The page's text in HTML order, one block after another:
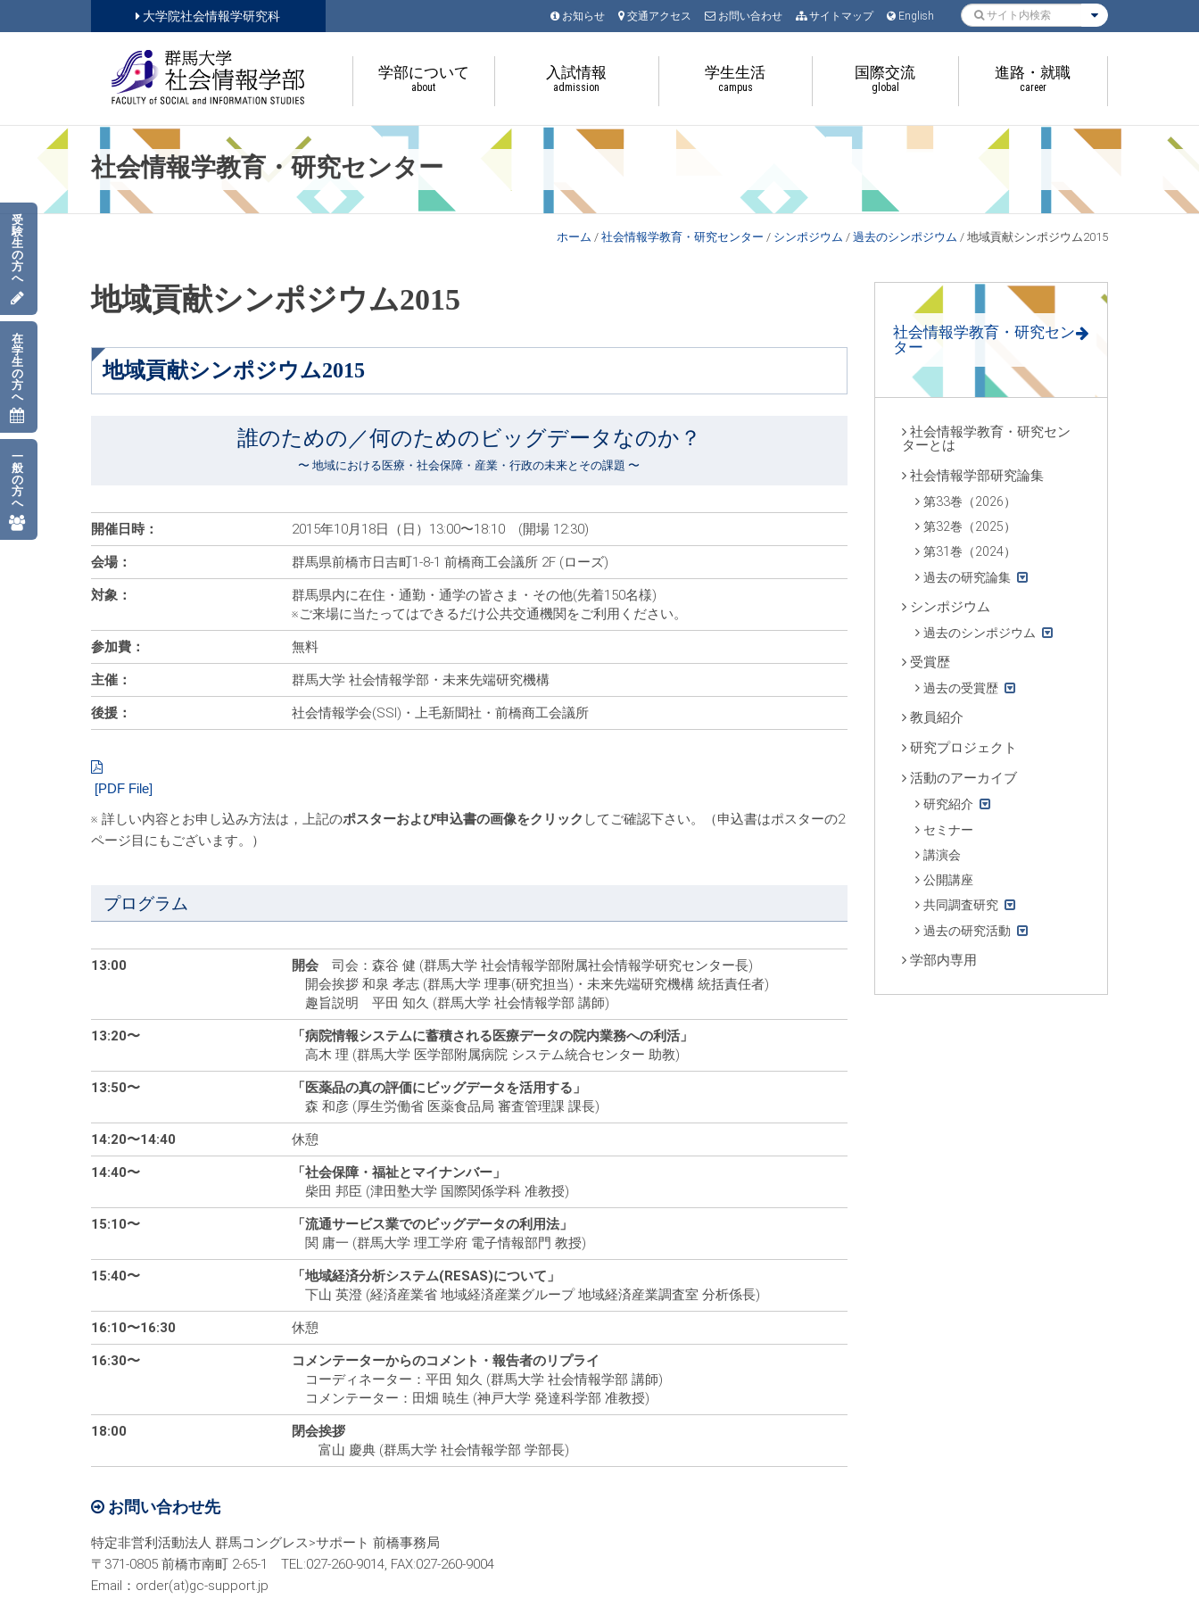
大学院社会情報学研究科 お知らせ 交通アクセス お問い合わせ サイトマップ English
学部について
about
入試情報
admission
学生生活
campus
国際交流
global
進路・就職
career
受
験
生
の
方
へ
在
学
生
の
方
へ
一
般
の
方
へ
社会情報学教育・研究センター
ホーム / 社会情報学教育・研究センター / シンポジウム / 過去のシンポジウム / 地域貢献シンポジウム2015
地域貢献シンポジウム2015
地域貢献シンポジウム2015
誰のための／何のためのビッグデータなのか？
〜 地域における医療・社会保障・産業・行政の未来とその課題 〜
開催日時： 2015年10月18日（日）13:00〜18:10 (開場 12:30)
会場： 群馬県前橋市日吉町1-8-1 前橋商工会議所 2F (ローズ)
対象：
群馬県内に在住・通勤・通学の皆さま・その他(先着150名様)
※ご来場に当たってはできるだけ公共交通機関をご利用ください。
参加費： 無料
主催： 群馬大学 社会情報学部・未来先端研究機構
後援： 社会情報学会(SSI)・上毛新聞社・前橋商工会議所
※ 詳しい内容とお申し込み方法は，上記のポスターおよび申込書の画像をクリック してご確認下さい。（申込書はポスターの2
ページ目にもございます。）
プログラム
13:00 開会 司会：森谷 健 (群馬大学 社会情報学部附属社会情報学研究センター長)
開会挨拶 和泉 孝志 (群馬大学 理事(研究担当)・未来先端研究機構 統括責任者)
趣旨説明 平田 知久 (群馬大学 社会情報学部 講師)
13:20〜
「病院情報システムに蓄積される医療データの院内業務への利活」
高木 理 (群馬大学 医学部附属病院 システム統合センター 助教)
13:50〜
「医薬品の真の評価にビッグデータを活用する」
森 和彦 (厚生労働省 医薬食品局 審査管理課 課長)
14:20〜14:40 休憩
14:40〜
「社会保障・福祉とマイナンバー」
柴田 邦臣 (津田塾大学 国際関係学科 准教授)
15:10〜
「流通サービス業でのビッグデータの利用法」
関 庸一 (群馬大学 理工学府 電子情報部門 教授)
15:40〜
「地域経済分析システム(RESAS)について」
下山 英澄 (経済産業省 地域経済産業グループ 地域経済産業調査室 分析係長)
16:10〜16:30 休憩
16:30〜
コメンテーターからのコメント・報告者のリプライ
コーディネーター：平田 知久 (群馬大学 社会情報学部 講師)
コメンテーター：田畑 暁生 (神戸大学 発達科学部 准教授)
18:00
閉会挨拶
富山 慶典 (群馬大学 社会情報学部 学部長)
お問い合わせ先
特定非営利活動法人 群馬コングレス>サポート 前橋事務局
〒371-0805 前橋市南町 2-65-1 TEL:027-260-9014, FAX:027-260-9004
Email：order(at)gc-support.jp
社会情報学教育・研究セン
ター
社会情報学教育・研究セン
ターとは
社会情報学部研究論集
第33巻（2026）
第32巻（2025）
第31巻（2024）
過去の研究論集
シンポジウム
過去のシンポジウム
受賞歴
過去の受賞歴
教員紹介
研究プロジェクト
活動のアーカイブ
研究紹介
セミナー
講演会
公開講座
共同調査研究
過去の研究活動
学部内専用